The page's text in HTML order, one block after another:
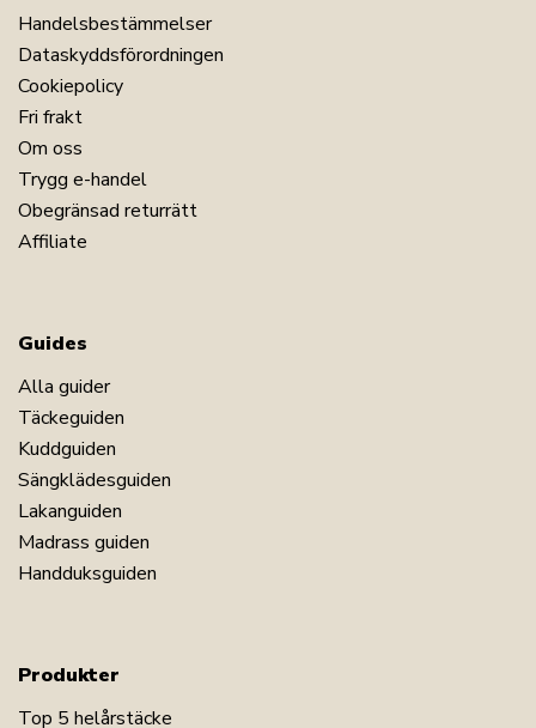
Handelsbestämmelser
Dataskyddsförordningen
Cookiepolicy
Fri frakt
Om oss
Trygg e-handel
Obegränsad returrätt
Affiliate
Guides
Alla guider
Täckeguiden
Kuddguiden
Sängklädesguiden
Lakanguiden
Madrass guiden
Handduksguiden
Produkter
Top 5 helårstäcke